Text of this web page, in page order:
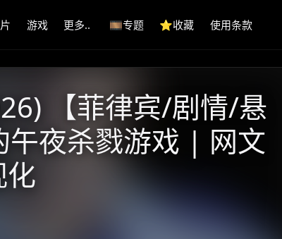
游戏 更多.. 🎞️专题 ⭐️收藏 使用条款
【菲律宾/剧情/悬
夜杀戮游戏 | 网文